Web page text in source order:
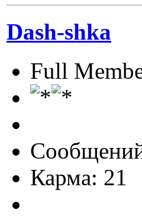
Dash-shka
Full
Карма: 21